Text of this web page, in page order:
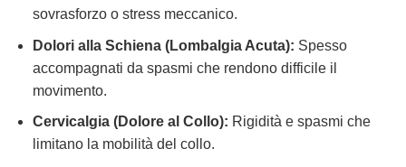
sovrasforzo o stress meccanico.
Dolori alla Schiena (Lombalgia Acuta): Spesso
accompagnati da spasmi che rendono difficile il
movimento.
Cervicalgia (Dolore al Collo): Rigidità e spasmi che
limitano la mobilità del collo.